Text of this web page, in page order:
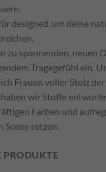
designed, um deine
zu spannenden, neuen
Tragegefühl ein.
Frauen voller Stolz
wir Stoffe
Farben und
setzen.
PRODUKTE